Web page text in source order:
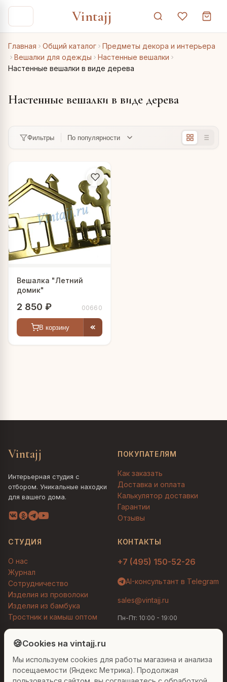
Vintajj
Главная Общий каталог
Предметы декора и интерьера
Вешалки для одежды
Настенные вешалки
Настенные вешалки в виде дерева
Настенные вешалки в виде дерева
Фильтры
Вешалка "Летний
домик"
2 850 ₽ 00660
В корзину
Vintajj
Интерьерная студия с
отбором. Уникальные находки
для вашего дома.
ПОКУПАТЕЛЯМ
Как заказать
Доставка и оплата
Калькулятор доставки
Гарантии
Отзывы
СТУДИЯ
О нас
Журнал
Сотрудничество
Изделия из проволоки
Изделия из бамбука
Тростник и камыш оптом
КОНТАКТЫ
+7 (495) 150-52-26
AI-консультант в Telegram
sales@vintajj.ru
Пн-Пт: 10:00 - 19:00
© 2026 Vintajj. Все права защищены.
Договор оферты
Политика конфиденциальности
Согласие на обработку ПДн
Настройки cookies
🍪Cookies на vintajj.ru
Мы используем cookies для работы магазина и анализа
посещаемости (Яндекс Метрика). Продолжая
Людмила
Привет! Я Людмила, ваш персональный
консультант по декору. Чем могу помочь?